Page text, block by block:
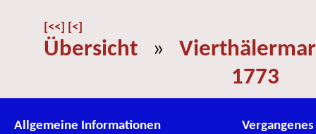
[<<] [<]
Übersicht »
1773
Allgemeine Informationen
Vergangenes